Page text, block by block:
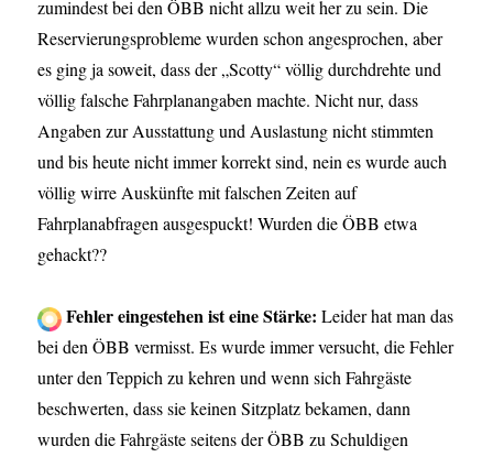
zumindest bei den ÖBB nicht allzu weit her zu sein. Die
Reservierungsprobleme wurden schon angesprochen, aber
es ging ja soweit, dass der „Scotty“ völlig durchdrehte und
völlig falsche Fahrplanangaben machte. Nicht nur, dass
Angaben zur Ausstattung und Auslastung nicht stimmten
und bis heute nicht immer korrekt sind, nein es wurde auch
völlig wirre Auskünfte mit falschen Zeiten auf
Fahrplanabfragen ausgespuckt! Wurden die ÖBB etwa
gehackt??
Fehler eingestehen ist eine Stärke: Leider hat man das
bei den ÖBB vermisst. Es wurde immer versucht, die Fehler
unter den Teppich zu kehren und wenn sich Fahrgäste
beschwerten, dass sie keinen Sitzplatz bekamen, dann
wurden die Fahrgäste seitens der ÖBB zu Schuldigen